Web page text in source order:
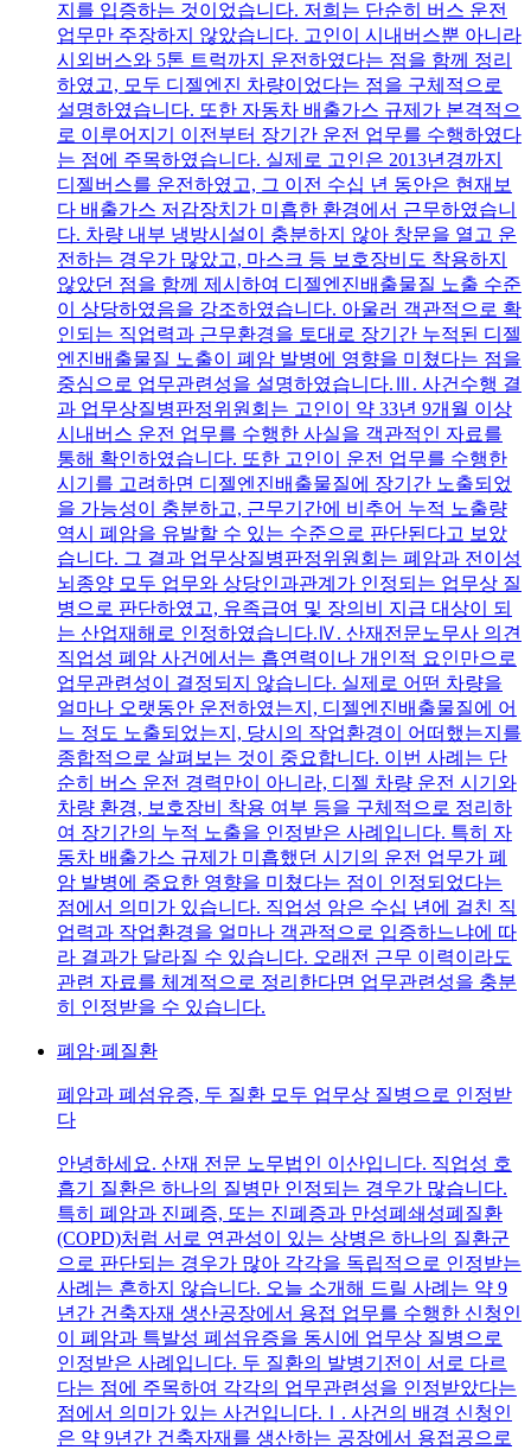
지를 입증하는 것이었습니다. 저희는 단순히 버스 운전
업무만 주장하지 않았습니다. 고인이 시내버스뿐 아니라
시외버스와 5톤 트럭까지 운전하였다는 점을 함께 정리
하였고, 모두 디젤엔진 차량이었다는 점을 구체적으로
설명하였습니다. 또한 자동차 배출가스 규제가 본격적으
로 이루어지기 이전부터 장기간 운전 업무를 수행하였다
는 점에 주목하였습니다. 실제로 고인은 2013년경까지
디젤버스를 운전하였고, 그 이전 수십 년 동안은 현재보
다 배출가스 저감장치가 미흡한 환경에서 근무하였습니
다. 차량 내부 냉방시설이 충분하지 않아 창문을 열고 운
전하는 경우가 많았고, 마스크 등 보호장비도 착용하지
않았던 점을 함께 제시하여 디젤엔진배출물질 노출 수준
이 상당하였음을 강조하였습니다. 아울러 객관적으로 확
인되는 직업력과 근무환경을 토대로 장기간 누적된 디젤
엔진배출물질 노출이 폐암 발병에 영향을 미쳤다는 점을
중심으로 업무관련성을 설명하였습니다.Ⅲ. 사건수행 결
과 업무상질병판정위원회는 고인이 약 33년 9개월 이상
시내버스 운전 업무를 수행한 사실을 객관적인 자료를
통해 확인하였습니다. 또한 고인이 운전 업무를 수행한
시기를 고려하면 디젤엔진배출물질에 장기간 노출되었
을 가능성이 충분하고, 근무기간에 비추어 누적 노출량
역시 폐암을 유발할 수 있는 수준으로 판단된다고 보았
습니다. 그 결과 업무상질병판정위원회는 폐암과 전이성
뇌종양 모두 업무와 상당인과관계가 인정되는 업무상 질
병으로 판단하였고, 유족급여 및 장의비 지급 대상이 되
는 산업재해로 인정하였습니다.Ⅳ. 산재전문노무사 의견
직업성 폐암 사건에서는 흡연력이나 개인적 요인만으로
업무관련성이 결정되지 않습니다. 실제로 어떤 차량을
얼마나 오랫동안 운전하였는지, 디젤엔진배출물질에 어
느 정도 노출되었는지, 당시의 작업환경이 어떠했는지를
종합적으로 살펴보는 것이 중요합니다. 이번 사례는 단
순히 버스 운전 경력만이 아니라, 디젤 차량 운전 시기와
차량 환경, 보호장비 착용 여부 등을 구체적으로 정리하
여 장기간의 누적 노출을 인정받은 사례입니다. 특히 자
동차 배출가스 규제가 미흡했던 시기의 운전 업무가 폐
암 발병에 중요한 영향을 미쳤다는 점이 인정되었다는
점에서 의미가 있습니다. 직업성 암은 수십 년에 걸친 직
업력과 작업환경을 얼마나 객관적으로 입증하느냐에 따
라 결과가 달라질 수 있습니다. 오래전 근무 이력이라도
관련 자료를 체계적으로 정리한다면 업무관련성을 충분
히 인정받을 수 있습니다.
폐암·폐질환
폐암과 폐섬유증, 두 질환 모두 업무상 질병으로 인정받
다
안녕하세요. 산재 전문 노무법인 이산입니다. 직업성 호
흡기 질환은 하나의 질병만 인정되는 경우가 많습니다.
특히 폐암과 진폐증, 또는 진폐증과 만성폐쇄성폐질환
(COPD)처럼 서로 연관성이 있는 상병은 하나의 질환군
으로 판단되는 경우가 많아 각각을 독립적으로 인정받는
사례는 흔하지 않습니다. 오늘 소개해 드릴 사례는 약 9
년간 건축자재 생산공장에서 용접 업무를 수행한 신청인
이 폐암과 특발성 폐섬유증을 동시에 업무상 질병으로
인정받은 사례입니다. 두 질환의 발병기전이 서로 다르
다는 점에 주목하여 각각의 업무관련성을 인정받았다는
점에서 의미가 있는 사건입니다.Ⅰ. 사건의 배경 신청인
은 약 9년간 건축자재를 생산하는 공장에서 용접공으로